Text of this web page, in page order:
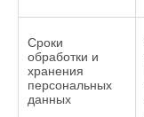
Сроки
обработки и
хранения
персональных
данных